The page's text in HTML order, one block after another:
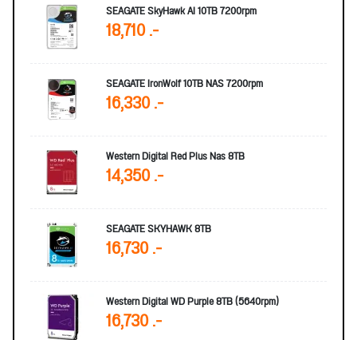
SEAGATE SkyHawk AI 10TB 7200rpm
18,710 .-
SEAGATE IronWolf 10TB NAS 7200rpm
16,330 .-
Western Digital Red Plus Nas 8TB
14,350 .-
SEAGATE SKYHAWK 8TB
16,730 .-
Western Digital WD Purple 8TB (5640rpm)
16,730 .-